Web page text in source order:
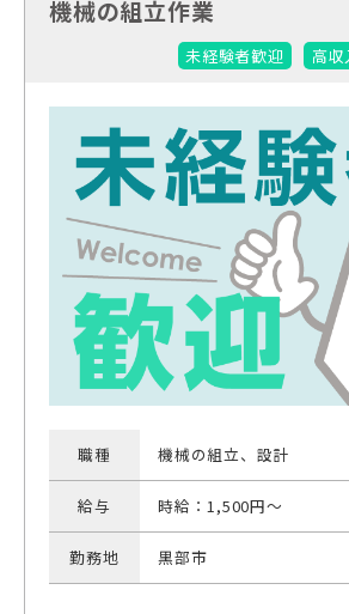
機械の組立作業
未経験者歓迎 高収
職種 機械の組立、設計
給与 時給：1,500円～
勤務地 黒部市